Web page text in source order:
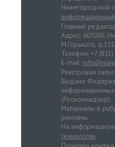
Нижегородской
Главный
Адрес: 603006,
М.Горького,
Телефон: +7
E-mail:
Реестровая
Выдано
(Роскомнадзор).
Материалы в
рекламы.
На
технологии.